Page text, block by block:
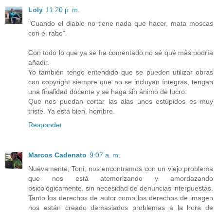
Loly 11:20 p. m.
"Cuando el diablo no tiene nada que hacer, mata moscas
con el rabo".
Con todo lo que ya se ha comentado no sé qué más podría
añadir.
Yo también tengo entendido que se pueden utilizar obras
con copyright siempre que no se incluyan íntegras, tengan
una finalidad docente y se haga sin ánimo de lucro.
Que nos puedan cortar las alas unos estúpidos es muy
triste. Ya está bien, hombre.
Responder
Marcos Cadenato 9:07 a. m.
Nuevamente, Toni, nos encontramos con un viejo problema
que nos está atemorizando y amordazando
psicológicamente, sin necesidad de denuncias interpuestas.
Tanto los derechos de autor como los derechos de imagen
nos están creado demasiados problemas a la hora de